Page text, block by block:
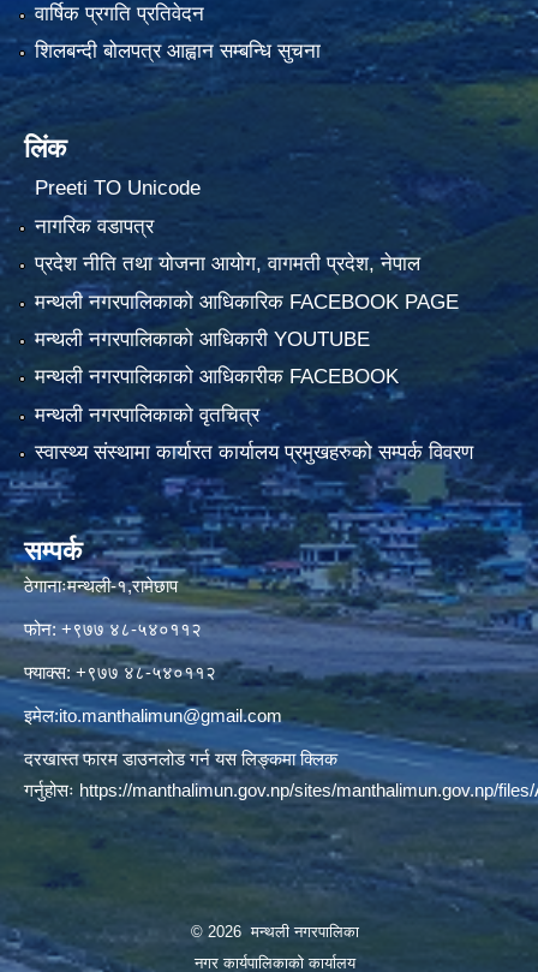
वार्षिक प्रगति प्रतिवेदन
शिलबन्दी बोलपत्र आह्वान सम्बन्धि सुचना
लिंक
Preeti TO Unicode
नागरिक वडापत्र
प्रदेश नीति तथा योजना आयोग, वागमती प्रदेश, नेपाल
मन्थली नगरपालिकाको आधिकारिक FACEBOOK PAGE
मन्थली नगरपालिकाको आधिकारी YOUTUBE
मन्थली नगरपालिकाको आधिकारीक FACEBOOK
मन्थली नगरपालिकाको वृतचित्र
स्वास्थ्य संस्थामा कार्यारत कार्यालय प्रमुखहरुको सम्पर्क विवरण
सम्पर्क
ठेगानाःमन्थली-१,रामेछाप
फोन: +९७७ ४८-५४०११२
फ्याक्स: +९७७ ४८-५४०११२
इमेल:ito.manthalimun@gmail.com
दरखास्त फारम डाउनलोड गर्न यस लिङ्कमा क्लिक
गर्नुहोसः https://manthalimun.gov.np/sites/manthalimun.gov.np/
© 2026 मन्थली नगरपालिका
नगर कार्यपालिकाको कार्यालय